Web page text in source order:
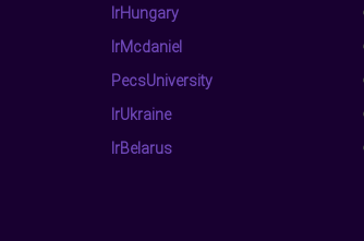
IrHungary
IrMcdaniel
PecsUniversity
IrUkraine
IrBelarus